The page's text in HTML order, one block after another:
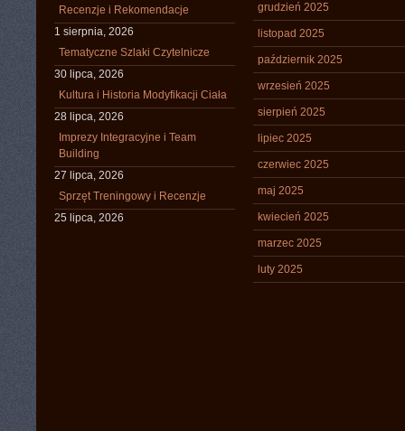
Recenzje i Rekomendacje
1 sierpnia, 2026
Tematyczne Szlaki Czytelnicze
30 lipca, 2026
Kultura i Historia Modyfikacji Ciała
28 lipca, 2026
Imprezy Integracyjne i Team
Building
27 lipca, 2026
Sprzęt Treningowy i Recenzje
25 lipca, 2026
grudzień 2025
listopad 2025
październik 2025
wrzesień 2025
sierpień 2025
lipiec 2025
czerwiec 2025
maj 2025
kwiecień 2025
marzec 2025
luty 2025